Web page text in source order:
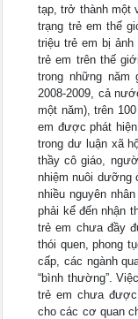
tạp, trở thành một
trạng trẻ em thế
triệu trẻ em bị
trẻ em trên thế
trong những năm
2008-2009, cả
một năm), trên
em được phát
trong dư luận xã
thầy cô giáo,
nhiệm nuôi dưỡng
nhiều nguyên
phải kể đến nhận
trẻ em chưa đầy
thói quen, phong
cấp, các ngành
“bình thường”.
trẻ em chưa
cho các cơ quan